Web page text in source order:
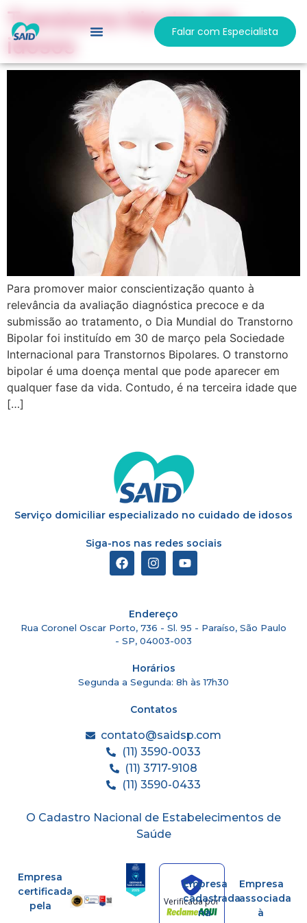
Falar com Especialista
Transtorno bipolar em
idosos
Para promover maior conscientização quanto à
relevância da avaliação diagnóstica precoce e da
submissão ao tratamento, o Dia Mundial do Transtorno
Bipolar foi instituído em 30 de março pela Sociedade
Internacional para Transtornos Bipolares. O transtorno
bipolar é uma doença mental que pode aparecer em
qualquer fase da vida. Contudo, é na terceira idade que
[…]
Serviço domiciliar especializado no cuidado de idosos
Siga-nos nas redes sociais
Endereço
Rua Coronel Oscar Porto, 736 - Sl. 95 - Paraíso, São Paulo
- SP, 04003-003
Horários
Segunda a Segunda: 8h às 17h30
Contatos
contato@saidsp.com
(11) 3590-0033
(11) 3717-9108
(11) 3590-0433
O Cadastro Nacional de Estabelecimentos de
Saúde
Empresa
certificada
pela
Verificada por
Empresa
cadastrada
na
Empresa
associada
à